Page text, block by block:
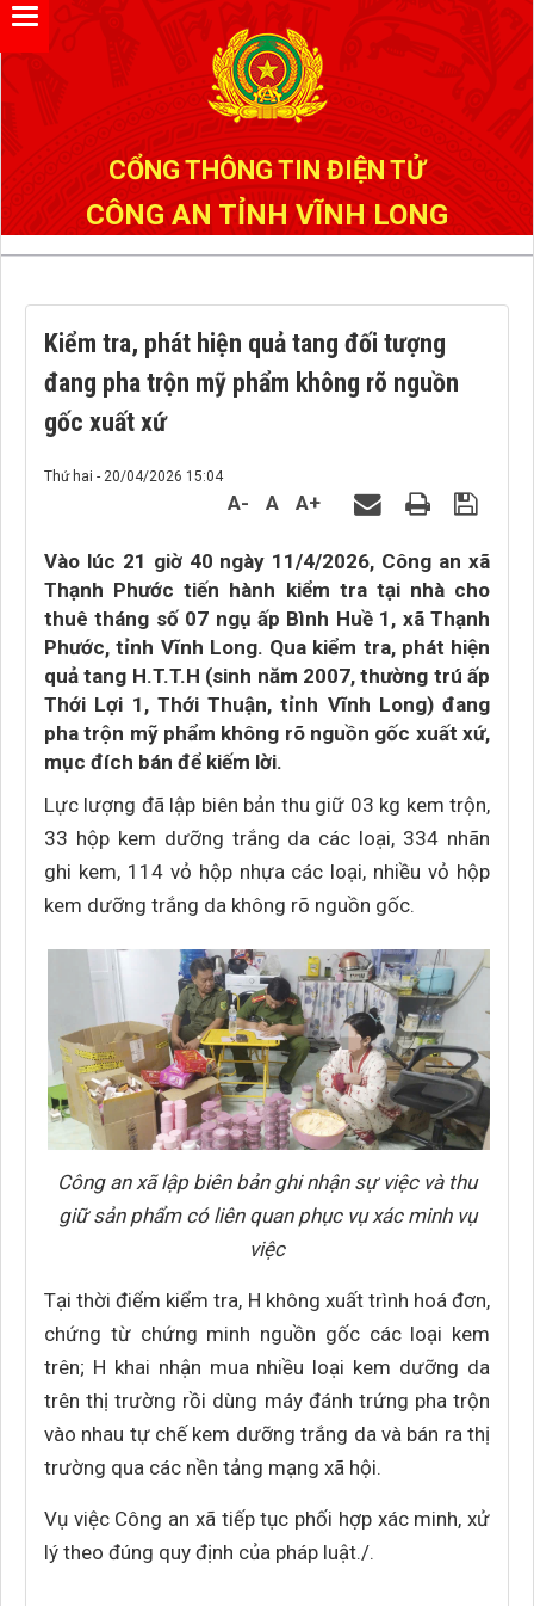
CỔNG THÔNG TIN ĐIỆN TỬ
CÔNG AN TỈNH VĨNH LONG
Kiểm tra, phát hiện quả tang đối tượng
đang pha trộn mỹ phẩm không rõ nguồn
gốc xuất xứ
Thứ hai - 20/04/2026 15:04
A- A A+
Vào lúc 21 giờ 40 ngày 11/4/2026, Công an xã
Thạnh Phước tiến hành kiểm tra tại nhà cho
thuê tháng số 07 ngụ ấp Bình Huề 1, xã Thạnh
Phước, tỉnh Vĩnh Long. Qua kiểm tra, phát hiện
quả tang H.T.T.H (sinh năm 2007, thường trú ấp
Thới Lợi 1, Thới Thuận, tỉnh Vĩnh Long) đang
pha trộn mỹ phẩm không rõ nguồn gốc xuất xứ,
mục đích bán để kiếm lời.
Lực lượng đã lập biên bản thu giữ 03 kg kem trộn,
33 hộp kem dưỡng trắng da các loại, 334 nhãn
ghi kem, 114 vỏ hộp nhựa các loại, nhiều vỏ hộp
kem dưỡng trắng da không rõ nguồn gốc.
Công an xã lập biên bản ghi nhận sự việc và thu
giữ sản phẩm có liên quan phục vụ xác minh vụ
việc
Tại thời điểm kiểm tra, H không xuất trình hoá đơn,
chứng từ chứng minh nguồn gốc các loại kem
trên; H khai nhận mua nhiều loại kem dưỡng da
trên thị trường rồi dùng máy đánh trứng pha trộn
vào nhau tự chế kem dưỡng trắng da và bán ra thị
trường qua các nền tảng mạng xã hội.
Vụ việc Công an xã tiếp tục phối hợp xác minh, xử
lý theo đúng quy định của pháp luật./.